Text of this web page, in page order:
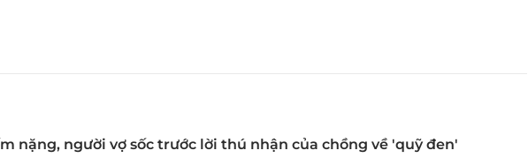
nặng, người vợ sốc trước lời thú nhận của chồng về 'quỹ đen'